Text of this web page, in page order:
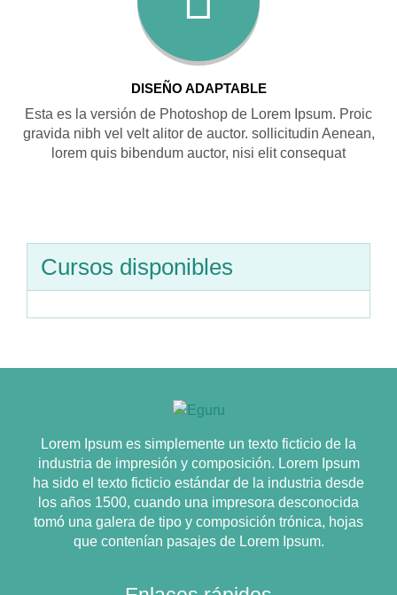
DISEÑO ADAPTABLE
Esta es la versión de Photoshop de Lorem Ipsum. Proic
gravida nibh vel velt alitor de auctor. sollicitudin Aenean,
lorem quis bibendum auctor, nisi elit consequat
Cursos disponibles
Lorem Ipsum es simplemente un texto ficticio de la
industria de impresión y composición. Lorem Ipsum
ha sido el texto ficticio estándar de la industria desde
los años 1500, cuando una impresora desconocida
tomó una galera de tipo y composición trónica, hojas
que contenían pasajes de Lorem Ipsum.